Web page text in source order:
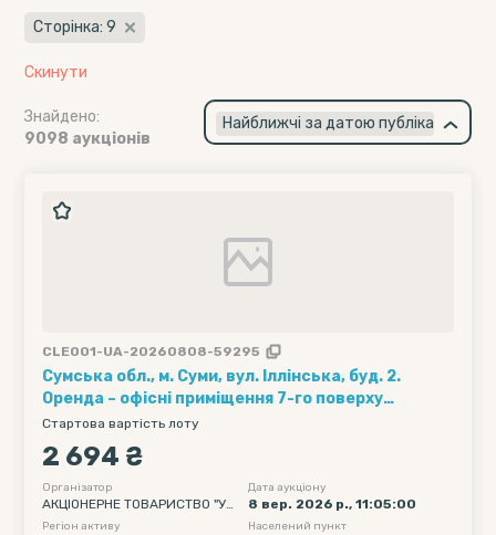
Сторінка: 9
Скинути
Знайдено:
9098 аукціонів
×
Найближчі за датою публікації
CLE001-UA-20260808-59295
Сумська обл., м. Суми, вул. Іллінська, буд. 2.
Оренда – офісні приміщення 7-го поверху
площею 89,80 кв.м. (В)
Стартова вартість лоту
2 694 ₴
Організатор
АКЦІОНЕРНЕ ТОВАРИСТВО "УК
РТЕЛЕКОМ"
Дата аукціону
8 вер. 2026 р., 11:05:00
Регіон активу Населений пункт